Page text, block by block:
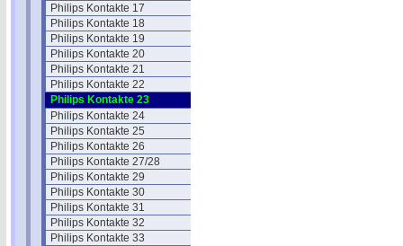
Philips Kontakte 17
Philips Kontakte 18
Philips Kontakte 19
Philips Kontakte 20
Philips Kontakte 21
Philips Kontakte 22
Philips Kontakte 23
Philips Kontakte 24
Philips Kontakte 25
Philips Kontakte 26
Philips Kontakte 27/28
Philips Kontakte 29
Philips Kontakte 30
Philips Kontakte 31
Philips Kontakte 32
Philips Kontakte 33